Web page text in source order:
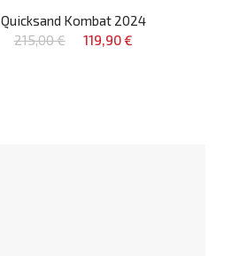
Quicksand Kombat 2024
215,00 €
119,90 €